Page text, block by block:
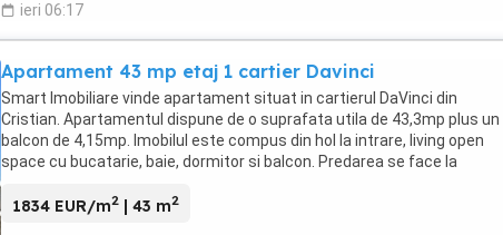
ieri 06:17
Apartament 43 mp etaj 1 cartier Davinci
Smart Imobiliare vinde apartament situat in cartierul DaVinci din
Cristian. Apartamentul dispune de o suprafata utila de 43,3mp plus un
balcon de 4,15mp. Imobilul este compus din hol la intrare, living open
space cu bucatarie, baie, dormitor si balcon. Predarea se face la
1834 EUR/m2 | 43 m2